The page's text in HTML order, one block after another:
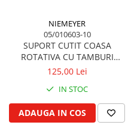
Pinion reductor transmisie
Rulment reductor transmisie
Simering, garnitura reductor
transmisie
Arbore ax priza de putere
Simering priza de putere
NIEMEYER
05/010603-10
SUPORT CUTIT COASA
ROTATIVA CU TAMBURI
NIEMEYER
125,00 Lei
IN STOC
ADAUGA IN COS